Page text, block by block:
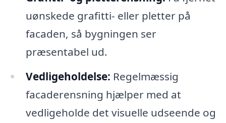
uønskede grafitti- eller pletter på
facaden, så bygningen ser
præsentabel ud.
Vedligeholdelse: Regelmæssig
facaderensning hjælper med at
vedligeholde det visuelle udseende og